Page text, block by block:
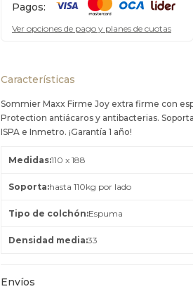
Pagos:
Ver opciones de pago y planes de cuotas
Características
Sommier Maxx Firme Joy extra firme con
Protection antiácaros y antibacterias.
ISPA e Inmetro. ¡Garantía 1 año!
Medidas 110 x 188
Soporta hasta 110kg por lado
Tipo de colchón Espuma
Densidad media 33
Envíos